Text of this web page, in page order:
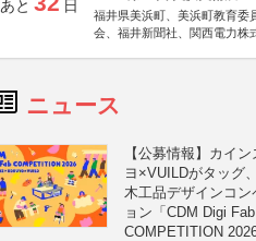
あと 日
福井県美浜町、美浜町教育委
会、福井新聞社、関西電力株
ニュース
【公募情報】カイ
ヨ×VUILDがタッグ
木工品デザインコン
ョン「CDM Digi Fab
COMPETITION